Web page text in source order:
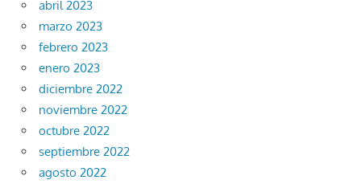
abril 2023
marzo 2023
febrero 2023
enero 2023
diciembre 2022
noviembre 2022
octubre 2022
septiembre 2022
agosto 2022